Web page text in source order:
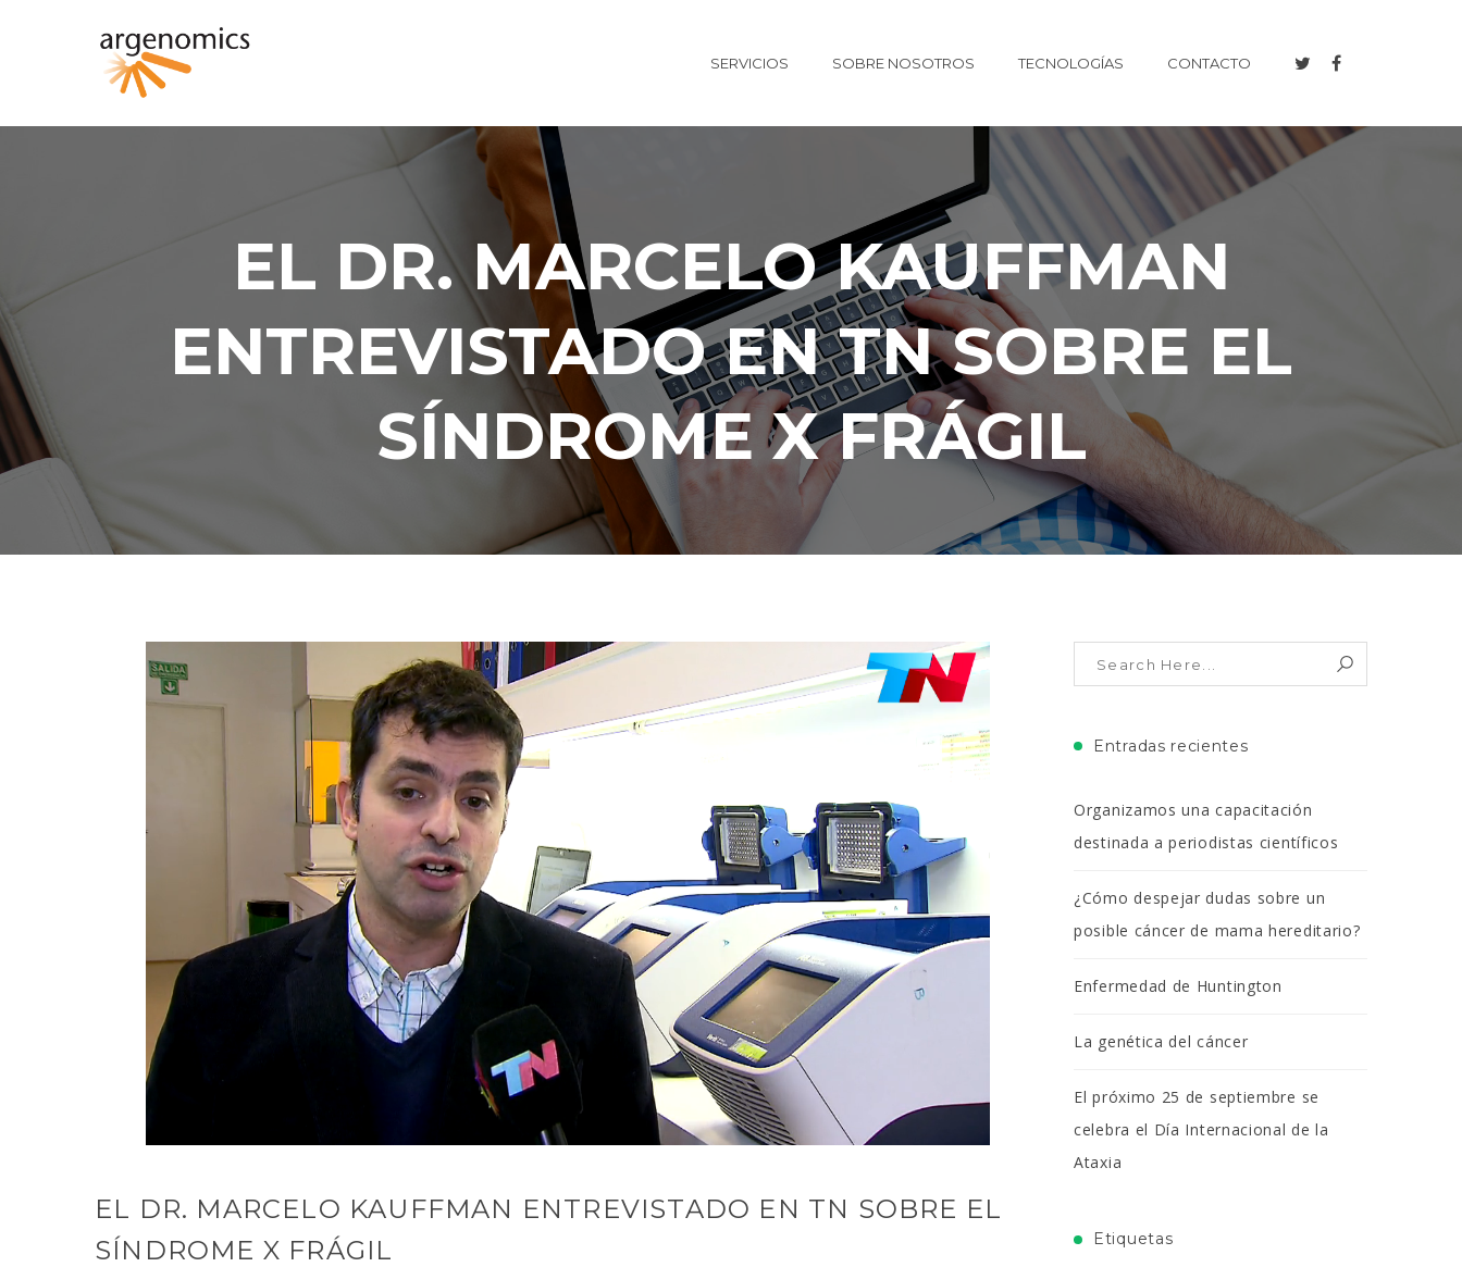
SERVICIOS SOBRE NOSOTROS TECNOLOGÍAS CONTACTO
EL DR. MARCELO KAUFFMAN
ENTREVISTADO EN TN SOBRE EL
SÍNDROME X FRÁGIL
EL DR. MARCELO KAUFFMAN ENTREVISTADO EN TN SOBRE EL
SÍNDROME X FRÁGIL
Entradas recientes
Organizamos una capacitación
destinada a periodistas científicos
¿Cómo despejar dudas sobre un
posible cáncer de mama hereditario?
Enfermedad de Huntington
La genética del cáncer
El próximo 25 de septiembre se
celebra el Día Internacional de la
Ataxia
Etiquetas